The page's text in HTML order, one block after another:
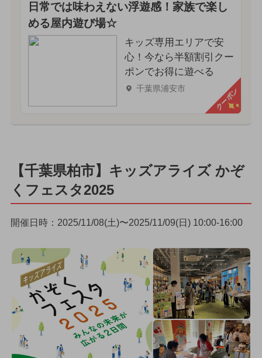
日常では味わえない浮遊感！家族で楽し
める屋内遊び場☆
キッズ専用エリアで安
心！今なら半額割引クー
ポンでお得に遊べる
千葉県浦安市 クーポン
【千葉県柏市】キッズアライズ かぞ
くフェスタ2025
開催日時：2025/11/08(土)〜2025/11/09(日) 10:00-16:00